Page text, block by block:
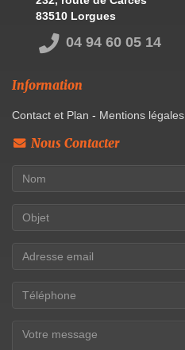
83510 Lorgues
04 94 60 05 14
Information
Contact et Plan - Mentions légales
Nous Contacter